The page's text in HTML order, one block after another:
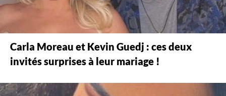
Carla Moreau et Kevin Guedj : ces deux
invités surprises à leur mariage !